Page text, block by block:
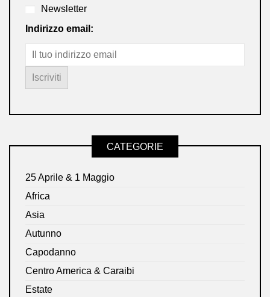
Newsletter
Indirizzo email:
CATEGORIE
25 Aprile & 1 Maggio
Africa
Asia
Autunno
Capodanno
Centro America & Caraibi
Estate